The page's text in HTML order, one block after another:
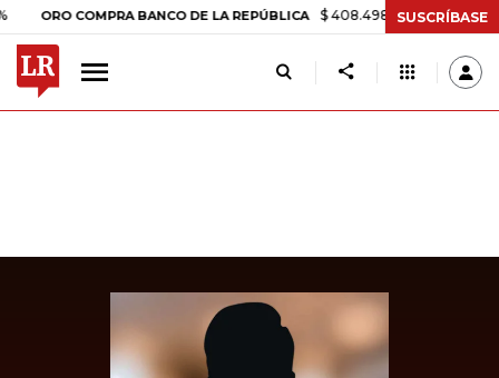
COMPRA BANCO DE LA REPÚBLICA $ 408.498,97 +$ 8.753,81
SUSCRÍBASE